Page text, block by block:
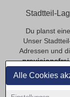
Alle Cookies
Stadtteil-
Du planst eine
Unser
Adressen und
provisionsfrei